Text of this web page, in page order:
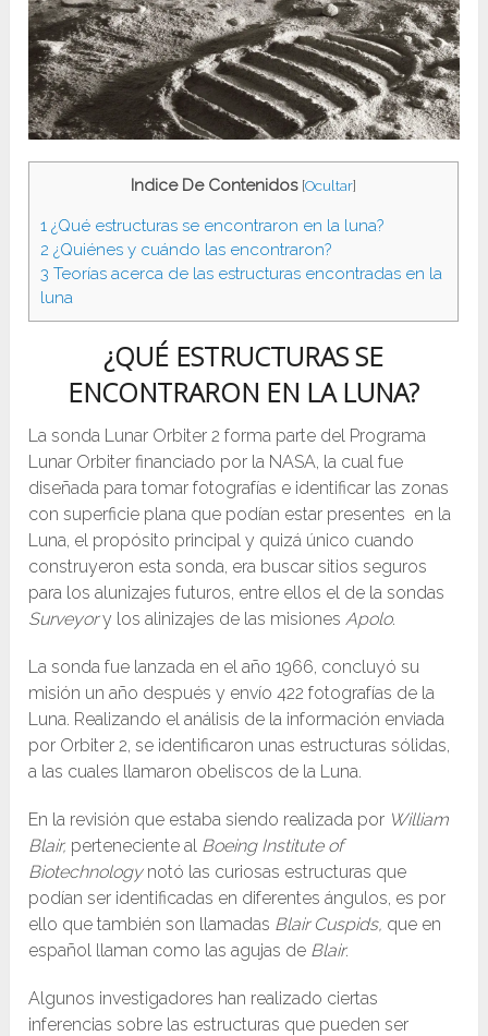
Indice De Contenidos [Ocultar]
1 ¿Qué estructuras se encontraron en la luna?
2 ¿Quiénes y cuándo las encontraron?
3 Teorías acerca de las estructuras encontradas en la
luna
¿QUÉ ESTRUCTURAS SE
ENCONTRARON EN LA LUNA?
La sonda Lunar Orbiter 2​ forma parte del Programa
Lunar Orbiter financiado por la NASA, la cual fue
diseñada para tomar fotografías e identificar las zonas
con superficie plana que podían estar presentes en la
Luna, el propósito principal y quizá único cuando
construyeron esta sonda, era buscar sitios seguros
para los alunizajes futuros, entre ellos el de la sondas
Surveyory los alinizajes de las misionesApolo.
La sonda fue lanzada en el año 1966, concluyó su
misión un año después y envío 422 fotografías de la
Luna. Realizando el análisis de la información enviada
por Orbiter 2, se identificaron unas estructuras sólidas,
a las cuales llamaron obeliscos de la Luna.
En la revisión que estaba siendo realizada por William
Blair, perteneciente al Boeing Institute of
Biotechnologynotó las curiosas estructuras que
podían ser identificadas en diferentes ángulos, es por
ello que también son llamadas Blair Cuspids, que en
español llaman como las agujas de Blair.
Algunos investigadores han realizado ciertas
inferencias sobre las estructuras que pueden ser